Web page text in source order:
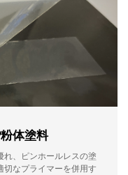
体塗料
れ、ピンホールレスの塗
切なプライマーを併用す